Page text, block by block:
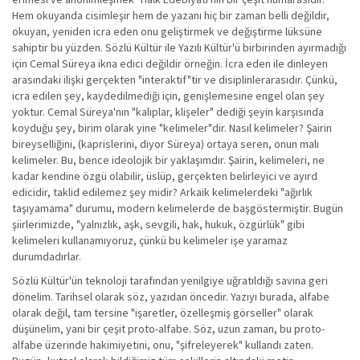
Hem okuyanda cisimleşir hem de yazanı hiç bir zaman belli değildir,
okuyan, yeniden icra eden onu geliştirmek ve değiştirme lüksüne
sahiptir bu yüzden. Sözlü Kültür ile Yazılı Kültür'ü birbirinden ayırmadığı
için Cemal Süreya ikna edici değildir örneğin. İcra eden ile dinleyen
arasındaki ilişki gerçekten "interaktif"tir ve disiplinlerarasıdır. Çünkü,
icra edilen şey, kaydedilmediği için, genişlemesine engel olan şey
yoktur. Cemal Süreya'nın "kalıplar, klişeler" dediği şeyin karşısında
koyduğu şey, birim olarak yine "kelimeler"dir. Nasıl kelimeler? Şairin
bireyselliğini, (kaprislerini, diyor Süreya) ortaya seren, onun malı
kelimeler. Bu, bence ideolojik bir yaklaşımdır. Şairin, kelimeleri, ne
kadar kendine özgü olabilir, üslüp, gerçekten belirleyici ve ayırd
edicidir, taklid edilemez şey midir? Arkaik kelimelerdeki "ağırlık
taşıyamama" durumu, modern kelimelerde de başgöstermiştir. Bugün
şiirlerimizde, "yalnızlık, aşk, sevgili, hak, hukuk, özgürlük" gibi
kelimeleri kullanamıyoruz, çünkü bu kelimeler işe yaramaz
durumdadırlar.
Sözlü Kültür'ün teknoloji tarafından yenilgiye uğratıldığı savına geri
dönelim. Tarihsel olarak söz, yazıdan öncedir. Yazıyı burada, alfabe
olarak değil, tam tersine "işaretler, özelleşmiş görseller" olarak
düşünelim, yani bir çeşit proto-alfabe. Söz, uzun zaman, bu proto-
alfabe üzerinde hakimiyetini, onu, "şifreleyerek" kullandı zaten.